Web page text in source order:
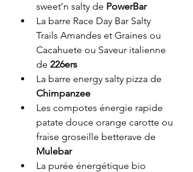
sweet’n salty de PowerBar
La barre Race Day Bar Salty
Trails Amandes et Graines ou
Cacahuete ou Saveur italienne
de 226ers
La barre energy salty pizza de
Chimpanzee
Les compotes énergie rapide
patate douce orange carotte ou
fraise groseille betterave de
Mulebar
La purée énergétique bio